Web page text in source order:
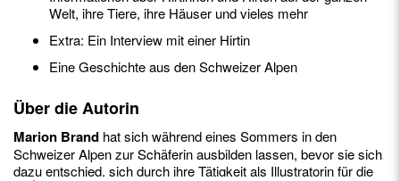
Welt, ihre Tiere, ihre Häuser und vieles mehr
Extra: Ein Interview mit einer Hirtin
Eine Geschichte aus den Schweizer Alpen
Über die Autorin
Marion Brand hat sich während eines Sommers in den
Schweizer Alpen zur Schäferin ausbilden lassen, bevor sie sich
dazu entschied, sich durch ihre Tätigkeit als Illustratorin für die